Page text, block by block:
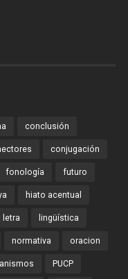
conclusión
conjugación
fonología futuro
hiato acentual
letra lingüística
normativa oracion
PUCP